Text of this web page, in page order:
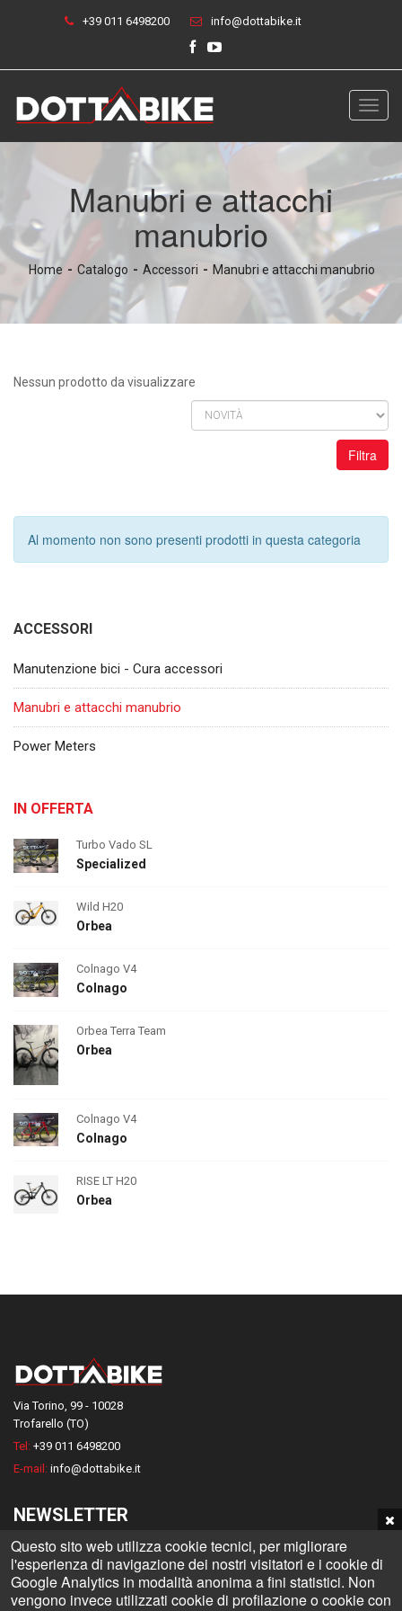
+39 011 6498200 info@dottabike.it
Manubri e attacchi
manubrio
Home Catalogo Accessori Manubri e attacchi manubrio
Nessun prodotto da visualizzare
Filtra
Al momento non sono presenti prodotti in questa categoria
ACCESSORI
Manutenzione bici - Cura accessori
Manubri e attacchi manubrio
Power Meters
IN OFFERTA
Turbo Vado SL
Specialized
Wild H20
Orbea
Colnago V4
Colnago
Orbea Terra Team
Orbea
Colnago V4
Colnago
RISE LT H20
Orbea
Via Torino, 99 - 10028
Trofarello (TO)
Tel: +39 011 6498200
E-mail: info@dottabike.it
NEWSLETTER
Iscriviti alla nostra Newsletter e rimani informato su tutte le novità
Dottabike
Questo sito web utilizza cookie tecnici, per migliorare
l'esperienza di navigazione dei nostri visitatori e i cookie di
Google Analytics in modalità anonima a fini statistici. Non
vengono invece utilizzati cookie di profilazione o cookie con